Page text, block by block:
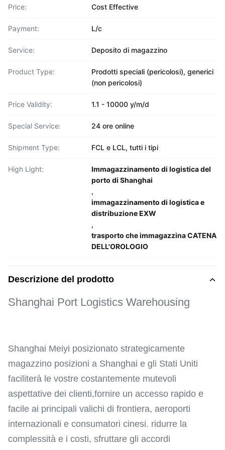
Price: Cost Effective
Payment: L/c
Service: Deposito di magazzino
Product Type:
Prodotti speciali (pericolosi), generici
(non pericolosi)
Price Validity: 1.1 - 10000 y/m/d
Special Service: 24 ore online
Shipment Type: FCL e LCL, tutti i tipi
High Light:
Immagazzinamento di logistica del
porto di Shanghai
,
immagazzinamento di logistica e
distribuzione EXW
,
trasporto che immagazzina CATENA
DELL'OROLOGIO
Descrizione del prodotto
Shanghai Port Logistics Warehousing
Shanghai Meiyi posizionato strategicamente
magazzino posizioni a Shanghai e gli Stati Uniti
faciliterà le vostre costantemente mutevoli
aspettative dei clienti,fornire un accesso rapido e
facile ai principali valichi di frontiera, aeroporti
internazionali e consumatori cinesi. ridurre la
complessità e i costi, sfruttare gli accordi